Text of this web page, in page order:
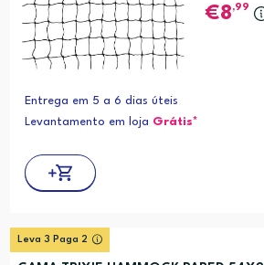
8,99
Entrega em 5 a 6 dias úteis
Levantamento em loja Grátis*
Leva 3 Paga 2